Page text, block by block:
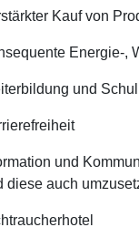
Kauf von
Energie-,
und
und
diese auch